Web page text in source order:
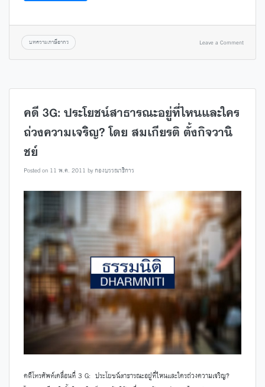
บทความภาษีอากร Leave a Comment
คดี 3G: ประโยชน์สาธารณะอยู่ที่ไหนและใคร
ถ่วงความเจริญ? โดย สมเกียรติ ตั้งกิจวานิ
ชย์
Posted on 11 พ.ค. 2011 byกองบรรณาธิการ
คดีโทรศัพท์เคลื่อนที่ 3 G: ประโยชน์สาธารณะอยู่ที่ไหนและใครถ่วงความเจริญ?